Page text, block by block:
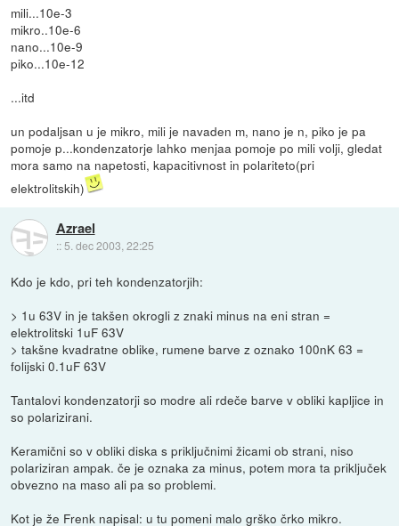
mili...10e-3
mikro..10e-6
nano...10e-9
piko...10e-12
...itd
un podaljsan u je mikro, mili je navaden m, nano je n, piko je pa
pomoje p...kondenzatorje lahko menjaa pomoje po mili volji, gledat
mora samo na napetosti, kapacitivnost in polariteto(pri
elektrolitskih)
Azrael
:: 5. dec 2003, 22:25
Kdo je kdo, pri teh kondenzatorjih:
> 1u 63V in je takšen okrogli z znaki minus na eni stran =
elektrolitski 1uF 63V
> takšne kvadratne oblike, rumene barve z oznako 100nK 63 =
folijski 0.1uF 63V
Tantalovi kondenzatorji so modre ali rdeče barve v obliki kapljice in
so polarizirani.
Keramični so v obliki diska s priključnimi žicami ob strani, niso
polariziran ampak. če je oznaka za minus, potem mora ta priključek
obvezno na maso ali pa so problemi.
Kot je že Frenk napisal: u tu pomeni malo grško črko mikro.